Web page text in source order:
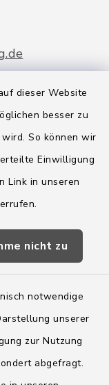
dieser Website
besser zu
So können wir
Einwilligung
Link in unseren
nicht zu
notwendige
unserer
zur Nutzung
abgefragt.